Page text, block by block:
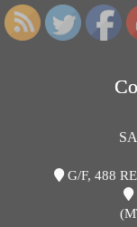
G/F, 488